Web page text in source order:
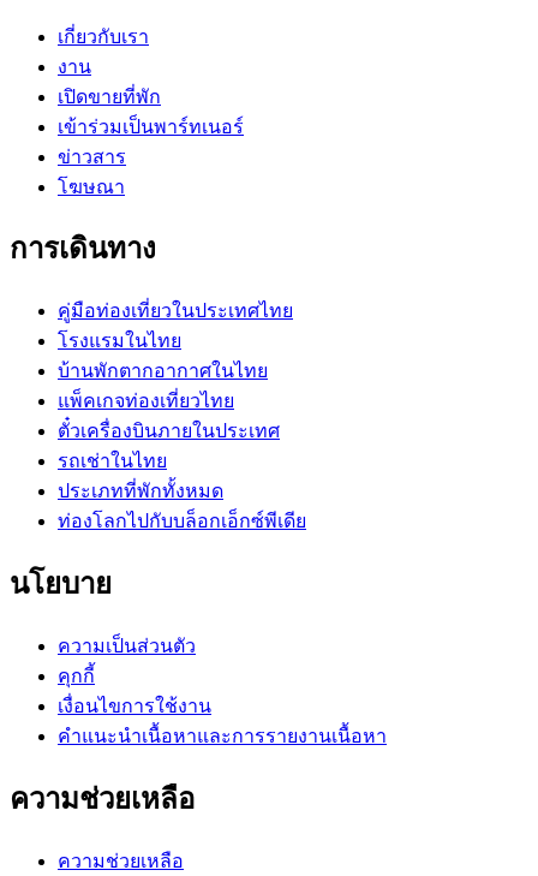
เกี่ยวกับเรา
งาน
เปิดขายที่พัก
เข้าร่วมเป็นพาร์ทเนอร์
ข่าวสาร
โฆษณา
การเดินทาง
คู่มือท่องเที่ยวในประเทศไทย
โรงแรมในไทย
บ้านพักตากอากาศในไทย
แพ็คเกจท่องเที่ยวไทย
ตั๋วเครื่องบินภายในประเทศ
รถเช่าในไทย
ประเภทที่พักทั้งหมด
ท่องโลกไปกับบล็อกเอ็กซ์พีเดีย
นโยบาย
ความเป็นส่วนตัว
คุกกี้
เงื่อนไขการใช้งาน
คำแนะนำเนื้อหาและการรายงานเนื้อหา
ความช่วยเหลือ
ความช่วยเหลือ